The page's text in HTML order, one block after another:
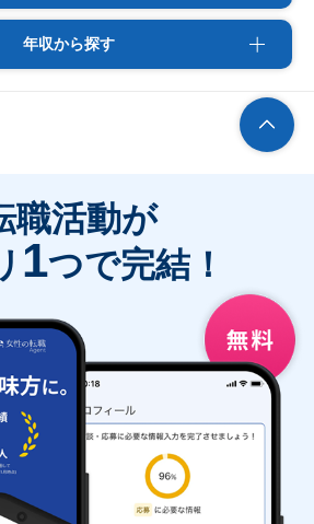
年収から探す
職活動が
1つで完結！